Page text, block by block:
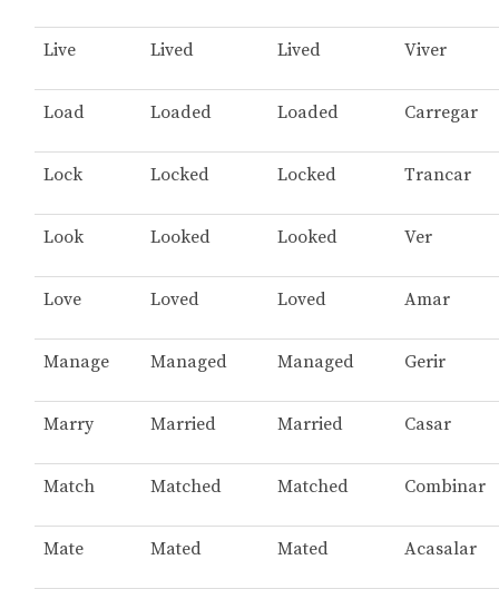
Live Lived Lived Viver
Load Loaded Loaded Carregar
Lock Locked Locked Trancar
Look Looked Looked Ver
Love Loved Loved Amar
Manage Managed Managed Gerir
Marry Married Married Casar
Match Matched Matched Combinar
Mate Mated Mated Acasalar